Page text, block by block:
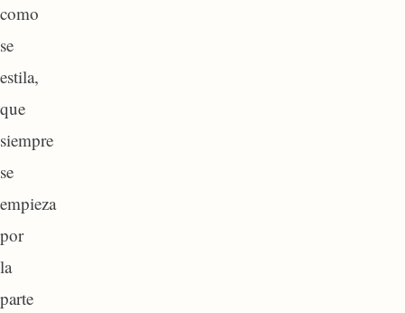
como
se
estila,
que
siempre
se
empieza
por
la
parte